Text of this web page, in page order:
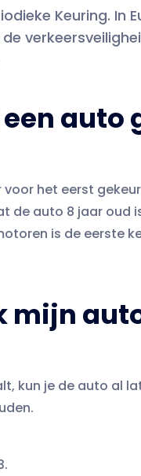
Keuring. In
auto
het eerst
de auto 8 jaar oud
is de eerste
mijn
kun je de auto al